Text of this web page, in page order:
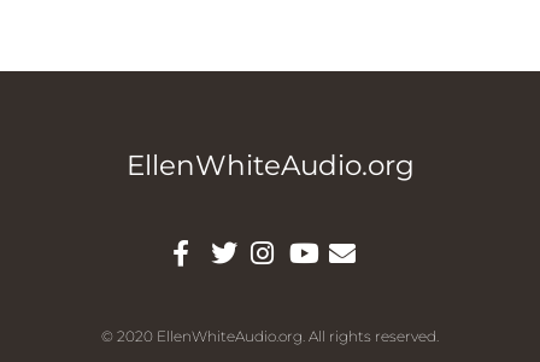
EllenWhiteAudio.org
© 2020 EllenWhiteAudio.org. All rights reserved.